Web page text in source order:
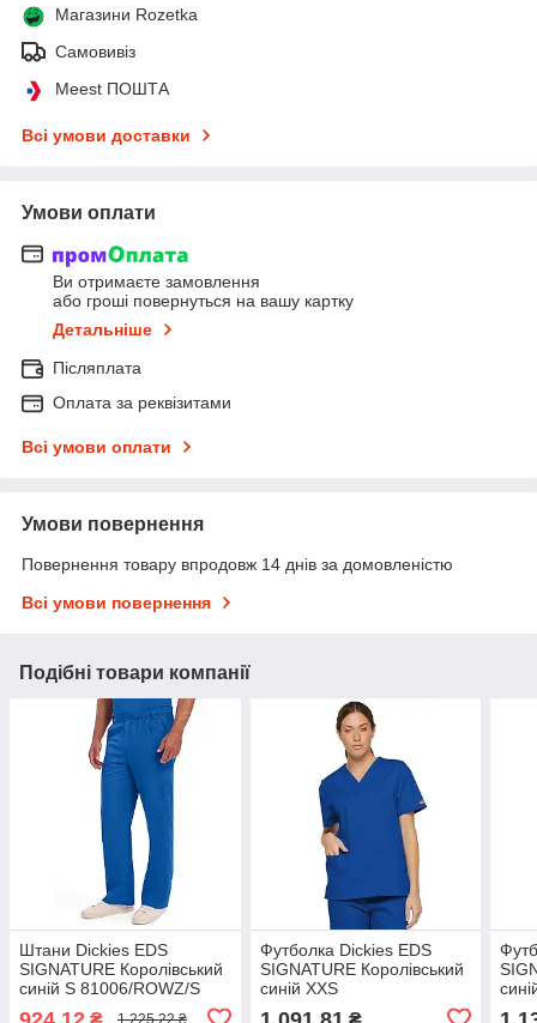
Магазини Rozetka
Самовивіз
Meest ПОШТА
Всі умови доставки
Умови оплати
Ви отримаєте замовлення
або гроші повернуться на вашу картку
Детальніше
Післяплата
Оплата за реквізитами
Всі умови оплати
Умови повернення
Повернення товару впродовж 14 днів за домовленістю
Всі умови повернення
Подібні товари компанії
Штани Dickies EDS
SIGNATURE Королівський
синій S 81006/ROWZ/S
Футболка Dickies EDS
SIGNATURE Королівський
синій XXS